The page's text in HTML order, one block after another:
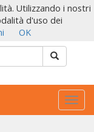
Utilizzando i nostri
d'uso dei
OK